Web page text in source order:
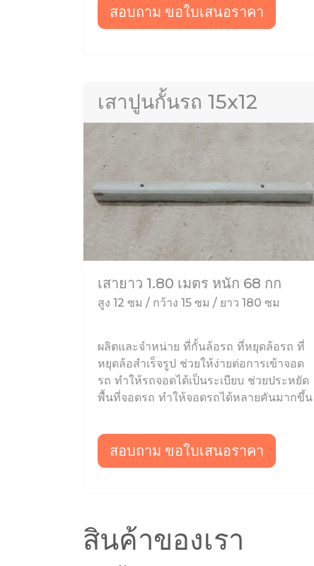
สอบถาม ขอใบเสนอราคา
เสาปูนกั้นรถ 15x12
เสายาว 1.80 เมตร หนัก 68 กก
สูง 12 ซม / กว้าง 15 ซม / ยาว 180 ซม
ผลิตและจำหน่าย ที่กั้นล้อรถ ที่หยุดล้อรถ ที่
หยุดล้อสำเร็จรูป ช่วยให้ง่ายต่อการเข้าจอด
รถ ทำให้รถจอดได้เป็นระเบียบ ช่วยประหยัด
พื้นที่จอดรถ ทำให้จอดรถได้หลายคันมากขึ้น
สอบถาม ขอใบเสนอราคา
สินค้าของเรา